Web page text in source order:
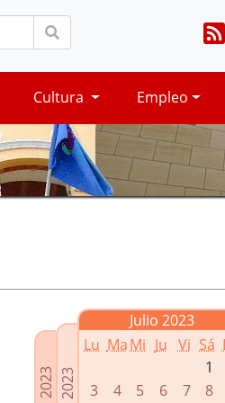
Cultura Empleo
Julio 2023
Lu MaMi Ju Vi Sá
1
3
4 5 6 7 8